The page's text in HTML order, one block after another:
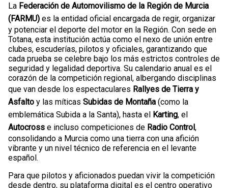
La Federación de Automovilismo de la Región de Murcia
(FARMU) es la entidad oficial encargada de regir, organizar
y potenciar el deporte del motor en la Región. Con sede en
Totana, esta institución actúa como el nexo de unión entre
clubes, escuderías, pilotos y oficiales, garantizando que
cada prueba se celebre bajo los más estrictos controles de
seguridad y legalidad deportiva. Su calendario anual es el
corazón de la competición regional, albergando disciplinas
que van desde los espectaculares Rallyes de Tierra y
Asfalto y las míticas Subidas de Montaña (como la
emblemática Subida a la Santa), hasta el Karting, el
Autocross e incluso competiciones de Radio Control,
consolidando a Murcia como una tierra con una afición
vibrante y un nivel técnico de referencia en el levante
español.
Para que pilotos y aficionados puedan vivir la competición
desde dentro, su plataforma digital es el centro operativo